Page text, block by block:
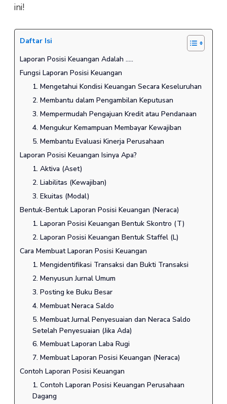
ini!
Daftar Isi
Laporan Posisi Keuangan Adalah …..
Fungsi Laporan Posisi Keuangan
1. Mengetahui Kondisi Keuangan Secara Keseluruhan
2. Membantu dalam Pengambilan Keputusan
3. Mempermudah Pengajuan Kredit atau Pendanaan
4. Mengukur Kemampuan Membayar Kewajiban
5. Membantu Evaluasi Kinerja Perusahaan
Laporan Posisi Keuangan Isinya Apa?
1. Aktiva (Aset)
2. Liabilitas (Kewajiban)
3. Ekuitas (Modal)
Bentuk-Bentuk Laporan Posisi Keuangan (Neraca)
1. Laporan Posisi Keuangan Bentuk Skontro (T)
2. Laporan Posisi Keuangan Bentuk Staffel (L)
Cara Membuat Laporan Posisi Keuangan
1. Mengidentifikasi Transaksi dan Bukti Transaksi
2. Menyusun Jurnal Umum
3. Posting ke Buku Besar
4. Membuat Neraca Saldo
5. Membuat Jurnal Penyesuaian dan Neraca Saldo
Setelah Penyesuaian (Jika Ada)
6. Membuat Laporan Laba Rugi
7. Membuat Laporan Posisi Keuangan (Neraca)
Contoh Laporan Posisi Keuangan
1. Contoh Laporan Posisi Keuangan Perusahaan
Dagang